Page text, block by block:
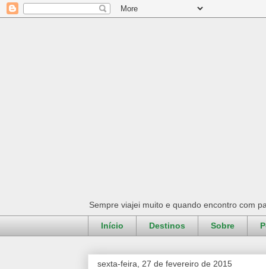
Sempre viajei muito e quando encontro com
Início Destinos Sobre
sexta-feira, 27 de fevereiro de 2015